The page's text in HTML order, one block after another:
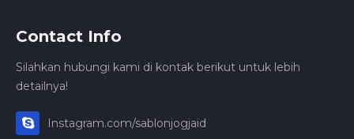
Contact Info
Silahkan hubungi kami di kontak berikut untuk lebih
detailnya!
Instagram.com/sablonjogjaid